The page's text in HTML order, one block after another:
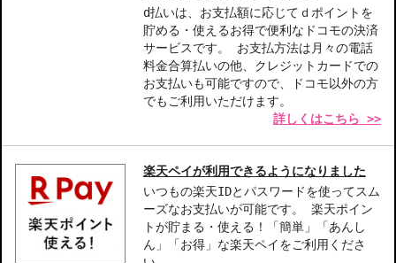
d払いは、お支払額に応じてｄポイントを
貯める・使えるお得で便利なドコモの決済
サービスです。 お支払方法は月々の電話
料金合算払いの他、クレジットカードでの
お支払いも可能ですので、ドコモ以外の方
でもご利用いただけます。
詳しくはこちら >>
楽天ペイが利用できるようになりました
いつもの楽天IDとパスワードを使ってスム
ーズなお支払いが可能です。 楽天ポイン
トが貯まる・使える！「簡単」「あんし
ん」「お得」な楽天ペイをご利用くださ